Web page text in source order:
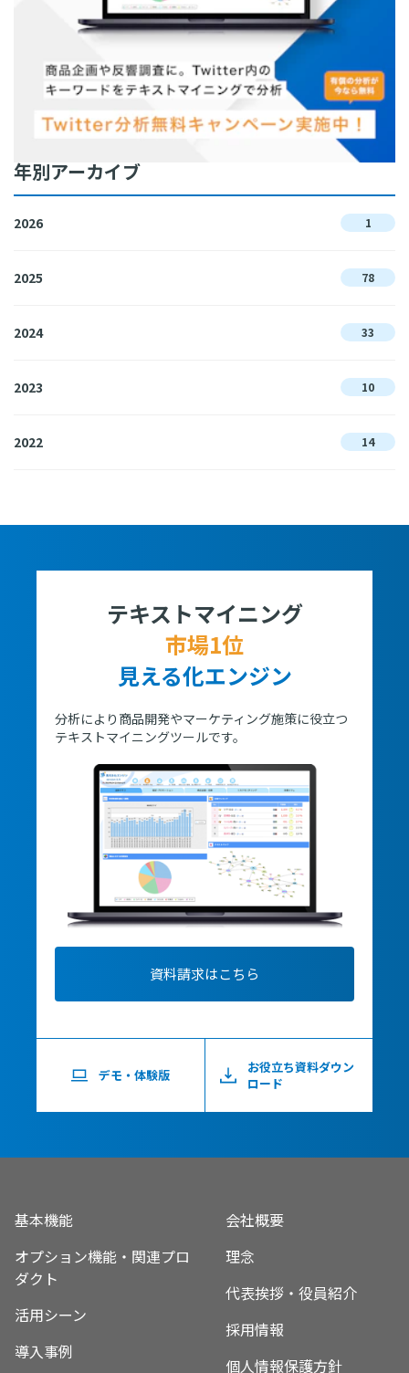
年別アーカイブ
2026 1
2025 78
2024 33
2023 10
2022 14
テキストマイニング
市場1位
見える化エンジン
分析により商品開発やマーケティング施策に役立つ
テキストマイニングツールです。
資料請求はこちら
デモ・体験版
お役立ち資料ダウン
ロード
基本機能
オプション機能・関連プロ
ダクト
活用シーン
導入事例
会社概要
理念
代表挨拶・役員紹介
採用情報
個人情報保護方針